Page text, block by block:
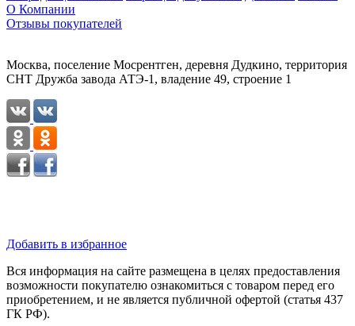
О Компании
Отзывы покупателей
Москва, поселение Мосрентген, деревня Дудкино, территория
СНТ Дружба завода АТЭ-1, владение 49, строение 1
Добавить в избранное
Вся информация на сайте размещена в целях предоставления
возможности покупателю ознакомиться с товаром перед его
приобретением, и не является публичной офертой (статья 437
ГК РФ).